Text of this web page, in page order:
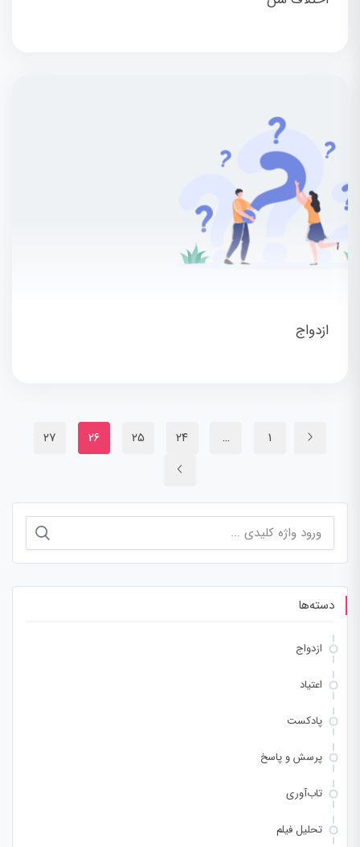
ازدواج
۱ … ۲۴ ۲۵ ۲۶ ۲۷
جستجو
برای:
دسته‌ها
ازدواج
اعتیاد
پادکست
پرسش و پاسخ
تاب‌آوری
تحلیل فیلم